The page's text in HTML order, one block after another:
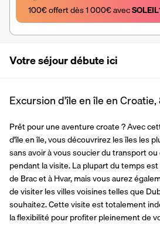
100€ offert dès 1 000€ avec
Votre séjour débute ici
Excursion d'île en île en
Prêt pour une aventure croate ? Avec
d'île en île, vous découvrirez les îles les
sans avoir à vous soucier du transport
pendant la visite. La plupart du temps est
de Brac et à Hvar, mais vous aurez
de visiter les villes voisines telles que
souhaitez. Cette visite est totalement
la flexibilité pour profiter pleinement de